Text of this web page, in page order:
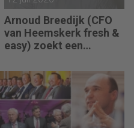
Arnoud Breedijk (CFO
van Heemskerk fresh &
easy) zoekt een
Finance Controller: “De
transitie van ons
Finance team is in volle
gang.”